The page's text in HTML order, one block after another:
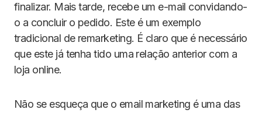
finalizar. Mais tarde, recebe um e-mail convidando-
o a concluir o pedido. Este é um exemplo
tradicional de remarketing. É claro que é necessário
que este já tenha tido uma relação anterior com a
loja online.
Não se esqueça que o email marketing é uma das